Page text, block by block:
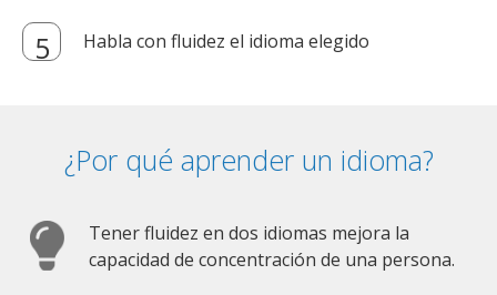
Habla con fluidez el idioma elegido
¿Por qué aprender un idioma?
Tener fluidez en dos idiomas mejora la
capacidad de concentración de una persona.